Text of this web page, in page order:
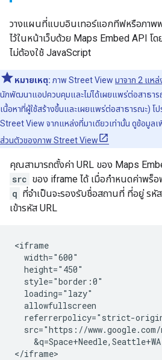
วางแผนที่แบบอินเทอร์แอกทีฟหรือภาพ
ไว้ในหน้าเว็บด้วย Maps Embed API โ
ไม่ต้องใช้ JavaScript
หมายเหตุ: ภาพ Street View มาจาก 2 แหล่
นักพัฒนาแอปควบคุมและไม่ได้เผยแพร่ต่อสาธาร
เนื้อหาที่ผู้ใช้สร้างขึ้นและเผยแพร่ต่อสาธารณะ) โ
Street View จากแหล่งที่มาเดียวเท่านั้น ดูข้อมูลเ
ส่วนตัวของภาพ Street View
คุณสามารถตั้งค่า URL ของ Maps
src ของ iframe ได้ เมื่อกำหนดค่าพร็
q ที่จำเป็นจะรองรับชื่อสถานที่ ที่อยู่ รหั
เข้ารหัส URL
<iframe
  width="600"
  height="450"
  style="border:0"
  loading="lazy"
  allowfullscreen
referrerpolicy="strict-
src="https://
</iframe>